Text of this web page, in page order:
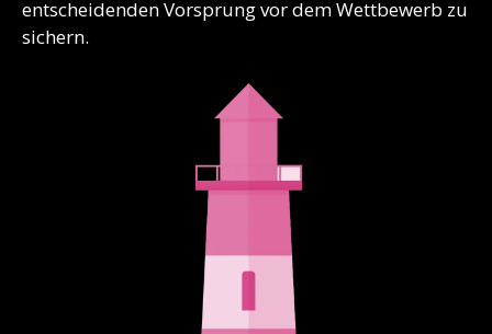
entscheidenden Vorsprung vor dem Wettbewerb zu
sichern.